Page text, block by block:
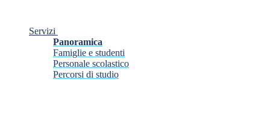
Servizi
Panoramica
Famiglie e studenti
Personale scolastico
Percorsi di studio